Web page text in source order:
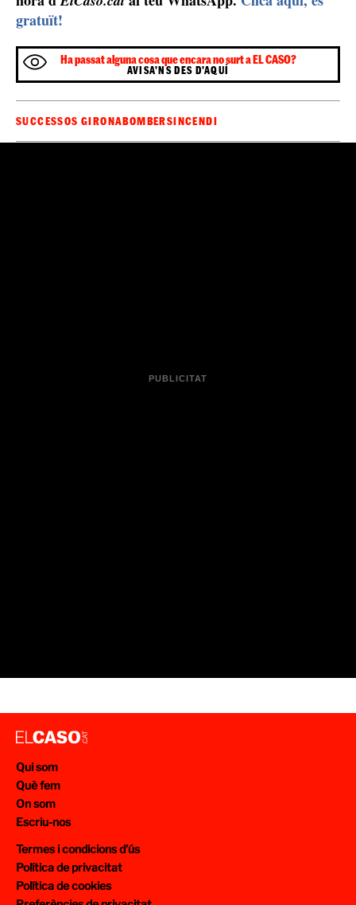
gratuït!
Ha passat alguna cosa que encara no surt a EL CASO?
AVISA'NS DES D'AQUÍ
SUCCESSOS GIRONABOMBERSINCENDI
Qui som
Què fem
On som
Escriu-nos
Termes i condicions d’ús
Política de privacitat
Política de cookies